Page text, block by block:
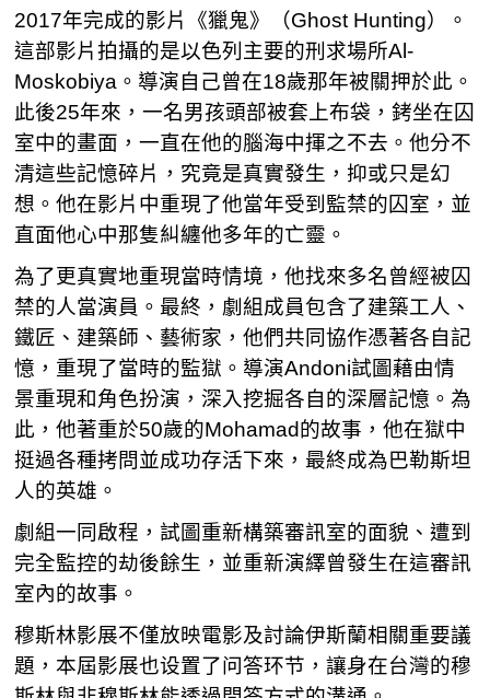
2017年完成的影片《獵鬼》（Ghost Hunting）。
這部影片拍攝的是以色列主要的刑求場所Al-
Moskobiya。導演自己曾在18歲那年被關押於此。
此後25年來，一名男孩頭部被套上布袋，銬坐在囚
室中的畫面，一直在他的腦海中揮之不去。他分不
清這些記憶碎片，究竟是真實發生，抑或只是幻
想。他在影片中重現了他當年受到監禁的囚室，並
直面他心中那隻糾纏他多年的亡靈。
為了更真實地重現當時情境，他找來多名曾經被囚
禁的人當演員。最終，劇組成員包含了建築工人、
鐵匠、建築師、藝術家，他們共同協作憑著各自記
憶，重現了當時的監獄。導演Andoni試圖藉由情
景重現和角色扮演，深入挖掘各自的深層記憶。為
此，他著重於50歲的Mohamad的故事，他在獄中
挺過各種拷問並成功存活下來，最終成為巴勒斯坦
人的英雄。
劇組一同啟程，試圖重新構築審訊室的面貌、遭到
完全監控的劫後餘生，並重新演繹曾發生在這審訊
室內的故事。
穆斯林影展不僅放映電影及討論伊斯蘭相關重要議
題，本屆影展也设置了问答环节，讓身在台灣的穆